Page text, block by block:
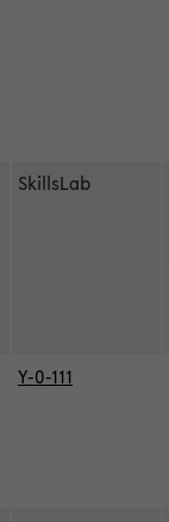
SkillsLab
Y-0-111